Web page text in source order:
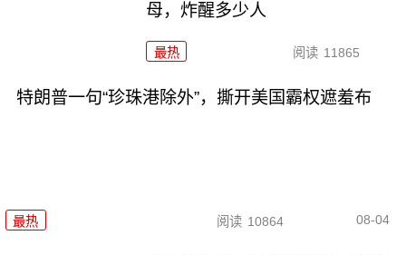
母，炸醒多少人
最热 阅读 11865
特朗普一句“珍珠港除外”，撕开美国霸权遮羞布
最热 阅读 10864 08-04